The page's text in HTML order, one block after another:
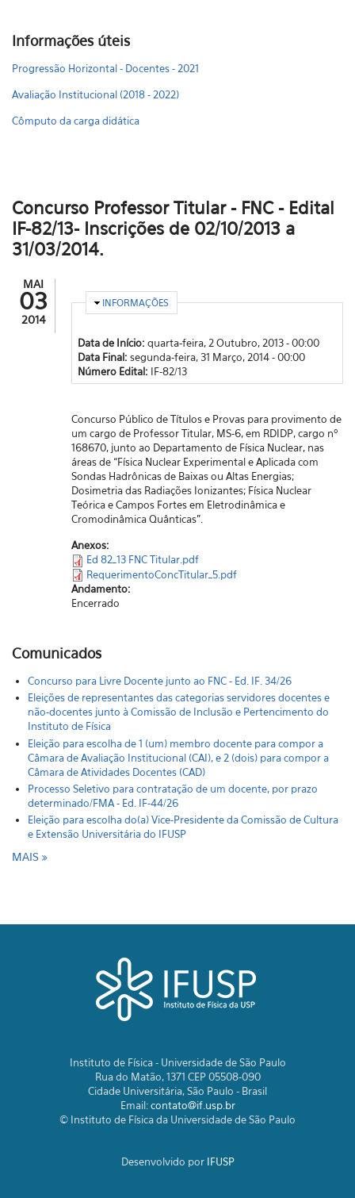
Informações úteis
Progressão Horizontal - Docentes - 2021
Avaliação Institucional (2018 - 2022)
Cômputo da carga didática
Concurso Professor Titular - FNC - Edital
IF-82/13- Inscrições de 02/10/2013 a
31/03/2014.
MAI
03
2014
OCULTAR
INFORMAÇÕES
Data de Início: quarta-feira, 2 Outubro, 2013 - 00:00
Data Final: segunda-feira, 31 Março, 2014 - 00:00
Número Edital: IF-82/13
Concurso Público de Títulos e Provas para provimento de
um cargo de Professor Titular, MS-6, em RDIDP, cargo nº
168670, junto ao Departamento de Física Nuclear, nas
áreas de “Física Nuclear Experimental e Aplicada com
Sondas Hadrônicas de Baixas ou Altas Energias;
Dosimetria das Radiações Ionizantes; Física Nuclear
Teórica e Campos Fortes em Eletrodinâmica e
Cromodinâmica Quânticas”.
Anexos:
Ed 82_13 FNC Titular.pdf
RequerimentoConcTitular_5.pdf
Andamento:
Encerrado
Comunicados
Concurso para Livre Docente junto ao FNC - Ed. IF. 34/26
Eleições de representantes das categorias servidores docentes e
não-docentes junto à Comissão de Inclusão e Pertencimento do
Instituto de Física
Eleição para escolha de 1 (um) membro docente para compor a
Câmara de Avaliação Institucional (CAI), e 2 (dois) para compor a
Câmara de Atividades Docentes (CAD)
Processo Seletivo para contratação de um docente, por prazo
determinado/FMA - Ed. IF-44/26
Eleição para escolha do(a) Vice-Presidente da Comissão de Cultura
e Extensão Universitária do IFUSP
MAIS
Instituto de Física - Universidade de São Paulo
Rua do Matão, 1371 CEP 05508-090
Cidade Universitária, São Paulo - Brasil
Email:contato@if.usp.br
© Instituto de Física da Universidade de São Paulo
Desenvolvido por IFUSP